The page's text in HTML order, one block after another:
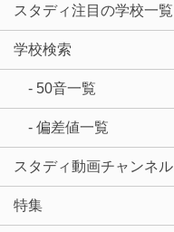
スタディ注目の学校一覧
学校検索
- 50音一覧
- 偏差値一覧
スタディ動画チャンネル
特集